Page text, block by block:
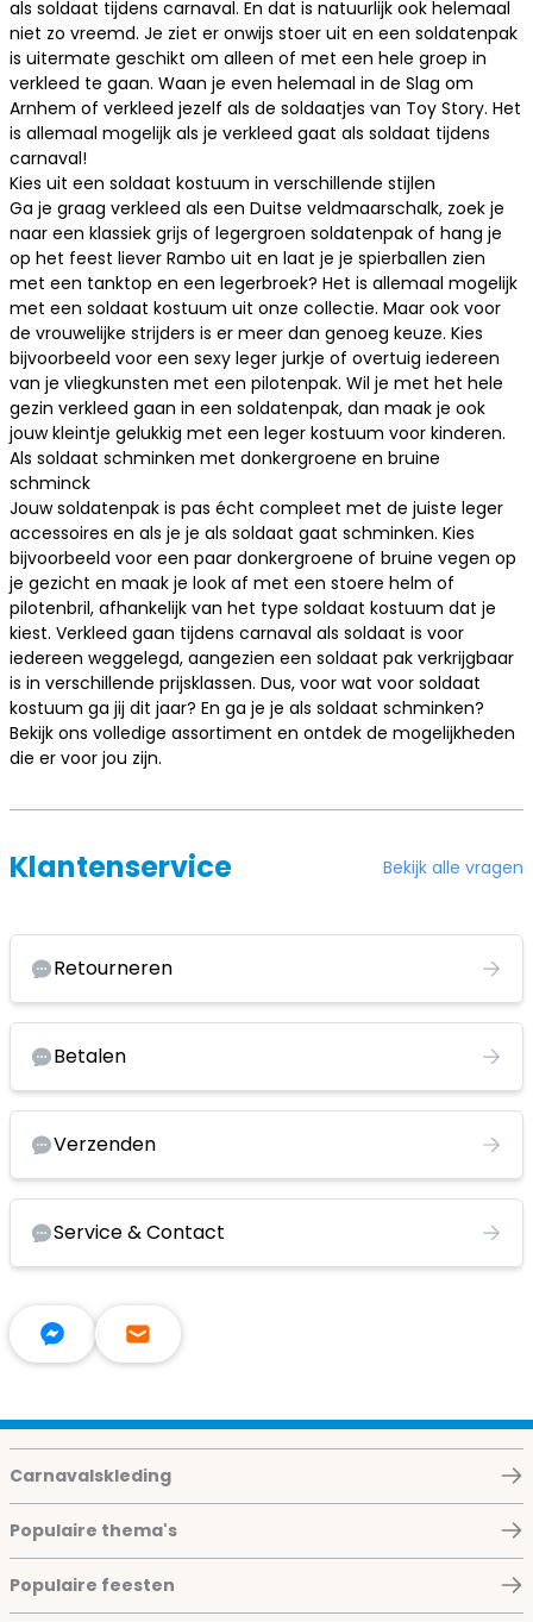
als soldaat tijdens carnaval. En dat is natuurlijk ook helemaal
niet zo vreemd. Je ziet er onwijs stoer uit en een soldatenpak
is uitermate geschikt om alleen of met een hele groep in
verkleed te gaan. Waan je even helemaal in de Slag om
Arnhem of verkleed jezelf als de soldaatjes van Toy Story. Het
is allemaal mogelijk als je verkleed gaat als soldaat tijdens
carnaval!
Kies uit een soldaat kostuum in verschillende stijlen
Ga je graag verkleed als een Duitse veldmaarschalk, zoek je
naar een klassiek grijs of legergroen soldatenpak of hang je
op het feest liever Rambo uit en laat je je spierballen zien
met een tanktop en een legerbroek? Het is allemaal mogelijk
met een soldaat kostuum uit onze collectie. Maar ook voor
de vrouwelijke strijders is er meer dan genoeg keuze. Kies
bijvoorbeeld voor een sexy leger jurkje of overtuig iedereen
van je vliegkunsten met een pilotenpak. Wil je met het hele
gezin verkleed gaan in een soldatenpak, dan maak je ook
jouw kleintje gelukkig met een leger kostuum voor kinderen.
Als soldaat schminken met donkergroene en bruine
schminck
Jouw soldatenpak is pas écht compleet met de juiste leger
accessoires en als je je als soldaat gaat schminken. Kies
bijvoorbeeld voor een paar donkergroene of bruine vegen op
je gezicht en maak je look af met een stoere helm of
pilotenbril, afhankelijk van het type soldaat kostuum dat je
kiest. Verkleed gaan tijdens carnaval als soldaat is voor
iedereen weggelegd, aangezien een soldaat pak verkrijgbaar
is in verschillende prijsklassen. Dus, voor wat voor soldaat
kostuum ga jij dit jaar? En ga je je als soldaat schminken?
Bekijk ons volledige assortiment en ontdek de mogelijkheden
die er voor jou zijn.
Klantenservice Bekijk alle vragen
Retourneren
Betalen
Verzenden
Service & Contact
Carnavalskleding
Populaire thema's
Populaire feesten